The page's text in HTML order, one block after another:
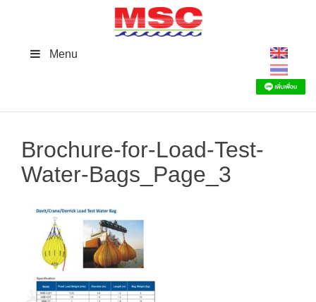
Menu
Brochure-for-Load-Test-
Water-Bags_Page_3